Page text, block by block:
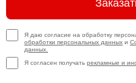
Я даю согласие на обработку
обработки персональных данных и
данных.
Я согласен получать рекламные и